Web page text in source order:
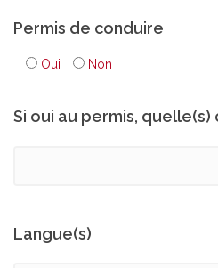
Permis de conduire
Oui Non
Si oui au permis, quelle(s)
Langue(s)